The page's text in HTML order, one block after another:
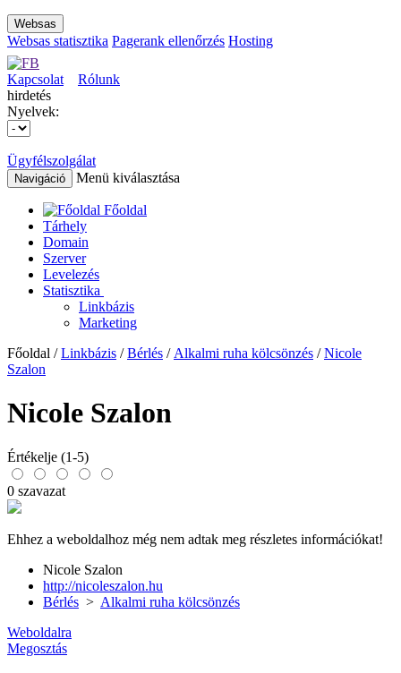
Websas
Websas statisztika Pagerank ellenőrzés Hosting
Kapcsolat
Rólunk
hirdetés
Nyelvek:
Ügyfélszolgálat
Navigáció Menü kiválasztása
Főoldal
Tárhely
Domain
Szerver
Levelezés
Statisztika
Linkbázis
Marketing
Főoldal /Linkbázis /Bérlés / Alkalmi ruha kölcsönzés /Nicole
Szalon
Nicole Szalon
Értékelje (1-5)
0 szavazat
Ehhez a weboldalhoz még nem adtak meg részletes információkat!
Nicole Szalon
http://nicoleszalon.hu
Bérlés > Alkalmi ruha kölcsönzés
Weboldalra
Megosztás